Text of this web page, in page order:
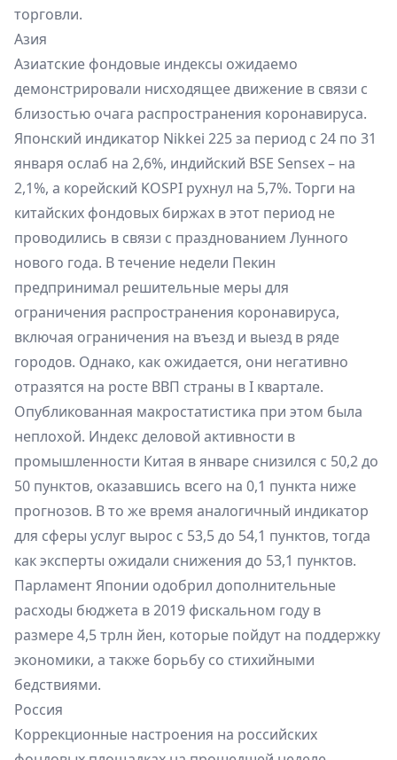
торговли.
Азия
Азиатские фондовые индексы ожидаемо
демонстрировали нисходящее движение в связи с
близостью очага распространения коронавируса.
Японский индикатор Nikkei 225 за период с 24 по 31
января ослаб на 2,6%, индийский BSE Sensex – на
2,1%, а корейский KOSPI рухнул на 5,7%. Торги на
китайских фондовых биржах в этот период не
проводились в связи с празднованием Лунного
нового года. В течение недели Пекин
предпринимал решительные меры для
ограничения распространения коронавируса,
включая ограничения на въезд и выезд в ряде
городов. Однако, как ожидается, они негативно
отразятся на росте ВВП страны в I квартале.
Опубликованная макростатистика при этом была
неплохой. Индекс деловой активности в
промышленности Китая в январе снизился с 50,2 до
50 пунктов, оказавшись всего на 0,1 пункта ниже
прогнозов. В то же время аналогичный индикатор
для сферы услуг вырос с 53,5 до 54,1 пунктов, тогда
как эксперты ожидали снижения до 53,1 пунктов.
Парламент Японии одобрил дополнительные
расходы бюджета в 2019 фискальном году в
размере 4,5 трлн йен, которые пойдут на поддержку
экономики, а также борьбу со стихийными
бедствиями.
Россия
Коррекционные настроения на российских